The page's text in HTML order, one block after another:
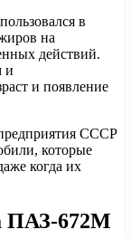
в
на
действий.
и
и появление
СССР
которые
когда их
ПАЗ-672М